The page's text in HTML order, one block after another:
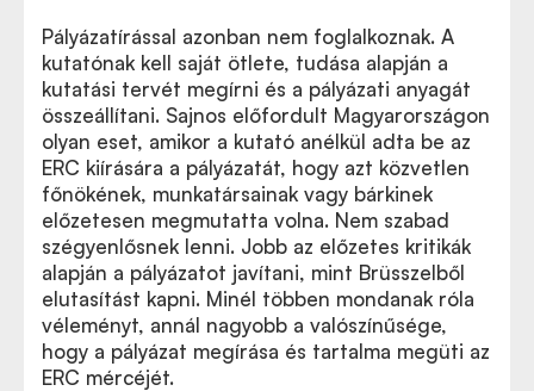
Pályázatírással azonban nem foglalkoznak. A
kutatónak kell saját ötlete, tudása alapján a
kutatási tervét megírni és a pályázati anyagát
összeállítani. Sajnos előfordult Magyarországon
olyan eset, amikor a kutató anélkül adta be az
ERC kiírására a pályázatát, hogy azt közvetlen
főnökének, munkatársainak vagy bárkinek
előzetesen megmutatta volna. Nem szabad
szégyenlősnek lenni. Jobb az előzetes kritikák
alapján a pályázatot javítani, mint Brüsszelből
elutasítást kapni. Minél többen mondanak róla
véleményt, annál nagyobb a valószínűsége,
hogy a pályázat megírása és tartalma megüti az
ERC mércéjét.